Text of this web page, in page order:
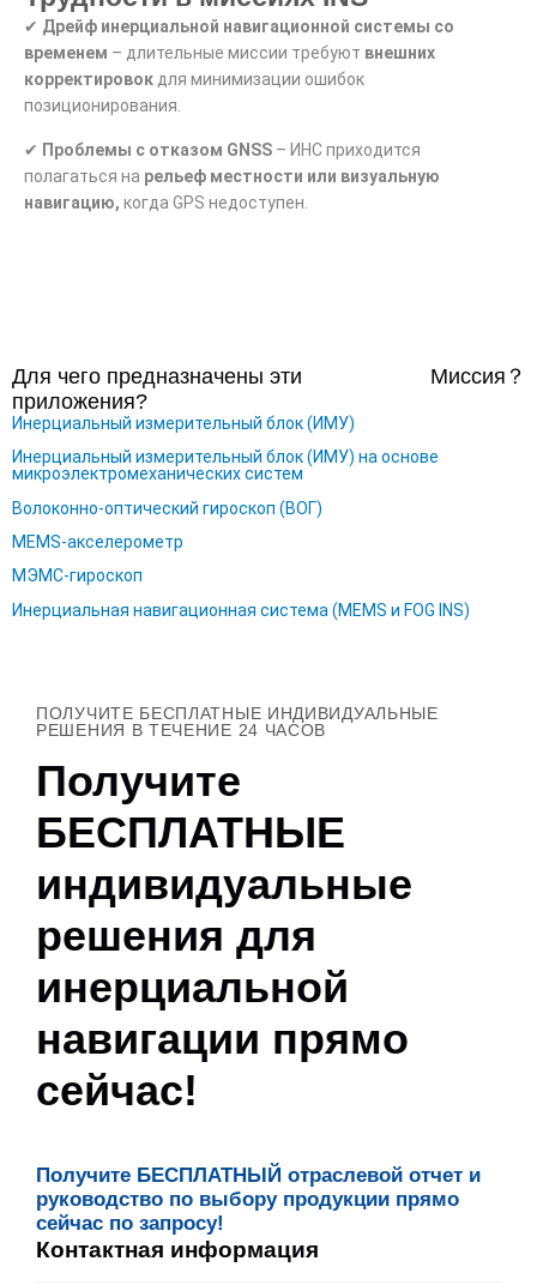
✔ Дрейф инерциальной навигационной системы со
временем – длительные миссии требуют внешних
корректировок для минимизации ошибок
позиционирования.
✔ Проблемы с отказом GNSS – ИНС приходится
полагаться на рельеф местности или визуальную
навигацию, когда GPS недоступен.
Для чего предназначены эти
приложения?
Миссия？
Инерциальный измерительный блок (ИМУ)
Инерциальный измерительный блок (ИМУ) на основе
микроэлектромеханических систем
Волоконно-оптический гироскоп (ВОГ)
MEMS-акселерометр
МЭМС-гироскоп
Инерциальная навигационная система (MEMS и FOG INS)
ПОЛУЧИТЕ БЕСПЛАТНЫЕ ИНДИВИДУАЛЬНЫЕ
РЕШЕНИЯ В ТЕЧЕНИЕ 24 ЧАСОВ
Получите
БЕСПЛАТНЫЕ
индивидуальные
решения для
инерциальной
навигации прямо
сейчас!
Получите БЕСПЛАТНЫЙ отраслевой отчет и
руководство по выбору продукции прямо
сейчас по запросу!
Контактная информация